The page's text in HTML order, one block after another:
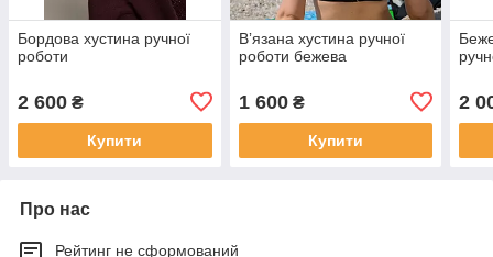
Бордова хустина ручної
роботи
2 600 ₴
Купити
Вʼязана хустина ручної
роботи бежева
1 600₴
Купити
2
Про нас
Рейтинг не сформований